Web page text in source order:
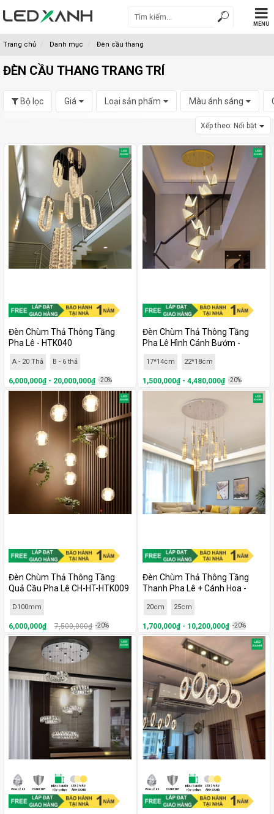
MENU
Trang chủ Danh mục Đèn cầu thang
ĐÈN CẦU THANG TRANG TRÍ
Bộ lọc Giá Loại sản phẩm Màu ánh sáng
Xếp theo: Nổi bật
Đèn Chùm Thả Thông Tầng
Pha Lê - HTK040
A - 20 Thả B - 6 thả
6,000,000₫ - 20,000,000₫ -20%
Đèn Chùm Thả Thông Tầng
Pha Lê Hình Cánh Bướm -
17*14cm 22*18cm
1,500,000₫ - 4,480,000₫ -20%
Đèn Chùm Thả Thông Tầng
Quả Cầu Pha Lê CH-HT-HTK009
D100mm
6,000,000₫ 7,500,000₫ -20%
Đèn Chùm Thả Thông Tầng
Thanh Pha Lê + Cánh Hoa -
20cm 25cm
1,700,000₫ - 10,200,000₫ -20%